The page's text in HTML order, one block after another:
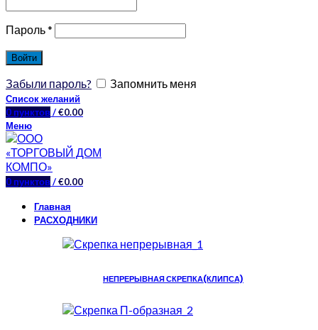
Пароль*
Войти
Забыли пароль? Запомнить меня
Список желаний
0 пунктов/€0.00
Меню
0 пунктов/€0.00
Главная
РАСХОДНИКИ
НЕПРЕРЫВНАЯ СКРЕПКА(КЛИПСА)